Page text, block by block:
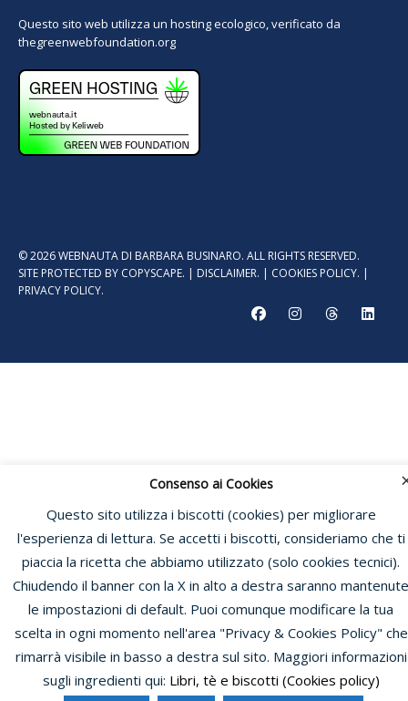
Questo sito web utilizza un hosting ecologico, verificato da
thegreenwebfoundation.org
© 2026 WEBNAUTA DI BARBARA BUSINARO. ALL RIGHTS RESERVED.
SITE PROTECTED BY COPYSCAPE. | DISCLAIMER. | COOKIES POLICY. |
PRIVACY POLICY.
Consenso ai Cookies
Questo sito utilizza i biscotti (cookies) per migliorare
l'esperienza di lettura. Se accetti i biscotti, consideriamo che ti
piaccia la ricetta che abbiamo utilizzato (solo cookies tecnici).
Chiudendo il banner con la X in alto a destra saranno mantenute
le impostazioni di default. Puoi comunque modificare la tua
scelta in ogni momento nell'area "Privacy & Cookies Policy" che
rimarrà visibile in basso a destra sul sito. Maggiori informazioni
sugli ingredienti qui: Libri, tè e biscotti (Cookies policy)